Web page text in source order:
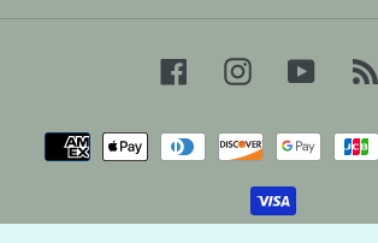
FacebookInstagramYouTube
Zahlungsarten